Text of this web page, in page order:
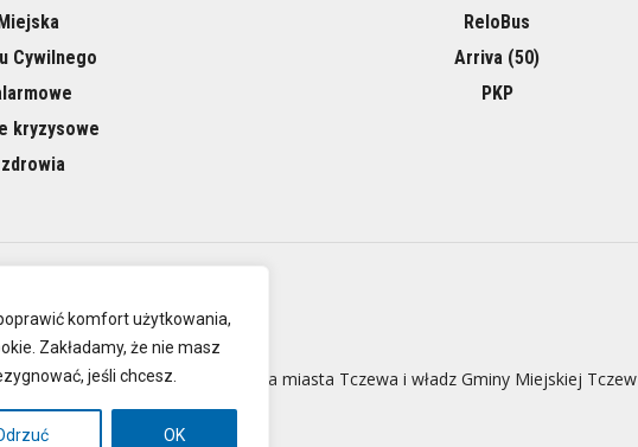
komfort użytkowania,
Zakładamy, że nie masz
jeśli chcesz.
OK
Cywilnego
kryzysowe
zdrowia
ReloBus
Arriva (50)
PKP
O NAS
Oficjalna strona miasta Tczewa i władz Gminy Miejskiej Tczew